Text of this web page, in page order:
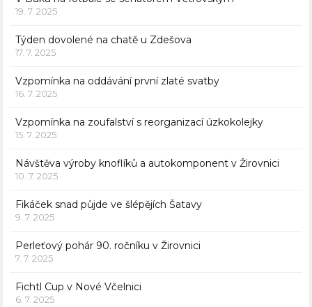
19. 7. 2025
Týden dovolené na chatě u Zdešova
17. 7. 2025
Vzpomínka na oddávání první zlaté svatby
16. 7. 2025
Vzpomínka na zoufalství s reorganizací úzkokolejky
15. 7. 2025
Návštěva výroby knoflíků a autokomponent v Žirovnici
10. 7. 2025
Fikáček snad půjde ve šlépějích Šatavy
9. 7. 2025
Perleťový pohár 90. ročníku v Žirovnici
7. 7. 2025
Fichtl Cup v Nové Včelnici
6. 7. 2025